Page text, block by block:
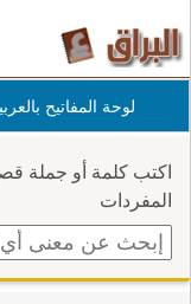
لوحة المفاتيح
اكتب كلمة أو جملة
المفردات